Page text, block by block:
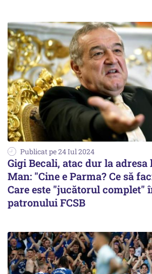
Publicat pe 24 Iul 2024
Gigi Becali, atac dur la adresa
Man: "Cine e Parma? Ce să
Care este "jucătorul complet"
patronului FCSB